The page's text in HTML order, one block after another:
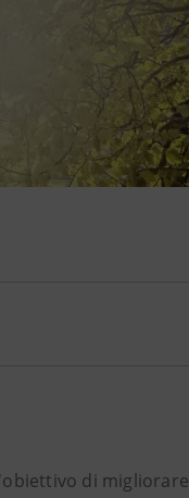
di migliorare